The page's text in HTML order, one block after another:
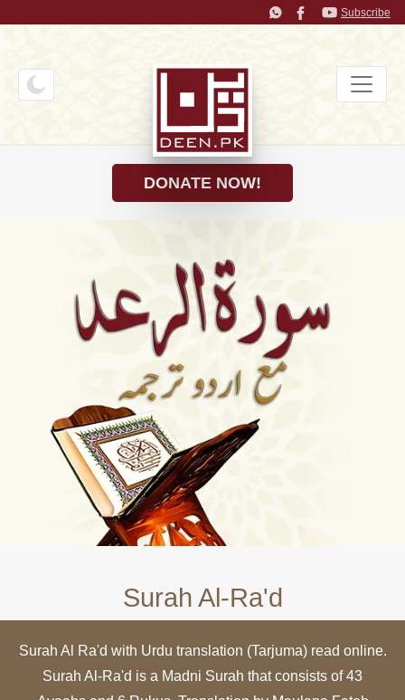
Subscribe
DONATE NOW!
Surah Al-Ra'd
Surah Al Ra'd with Urdu translation (Tarjuma) read online.
Surah Al-Ra'd is a Madni Surah that consists of 43